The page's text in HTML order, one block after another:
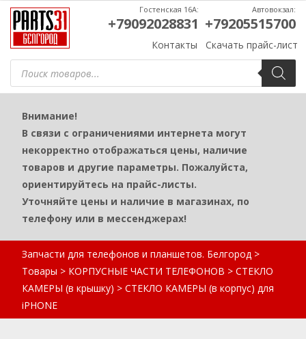
Поиск
товаров
Контакты Скачать прайс-лист
Гостенская 16А:
+79092028831
Автовокзал:
+79205515700
Внимание!
В связи с ограничениями интернета могут
некорректно отображаться цены, наличие
товаров и другие параметры. Пожалуйста,
ориентируйтесь на прайс-листы.
Уточняйте цены и наличие в магазинах, по
телефону или в мессенджерах!
Запчасти для телефонов и планшетов. Белгород >
Товары > КОРПУСНЫЕ ЧАСТИ ТЕЛЕФОНОВ > СТЕКЛО
КАМЕРЫ (в крышку) > СТЕКЛО КАМЕРЫ (в корпус) для
iPHONE